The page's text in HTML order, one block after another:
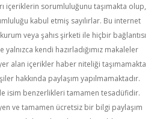
içeriklerin sorumluluğunu taşımakta olup,
kabul etmiş sayılırlar. Bu internet
veya şahıs şirketi ile hiçbir bağlantısı
kendi hazırladığımız makaleler
alan içerikler haber niteliği taşımamakta
hakkında paylaşım yapılmamaktadır.
isim benzerlikleri tamamen tesadüfidir.
ve tamamen ücretsiz bir bilgi paylaşım